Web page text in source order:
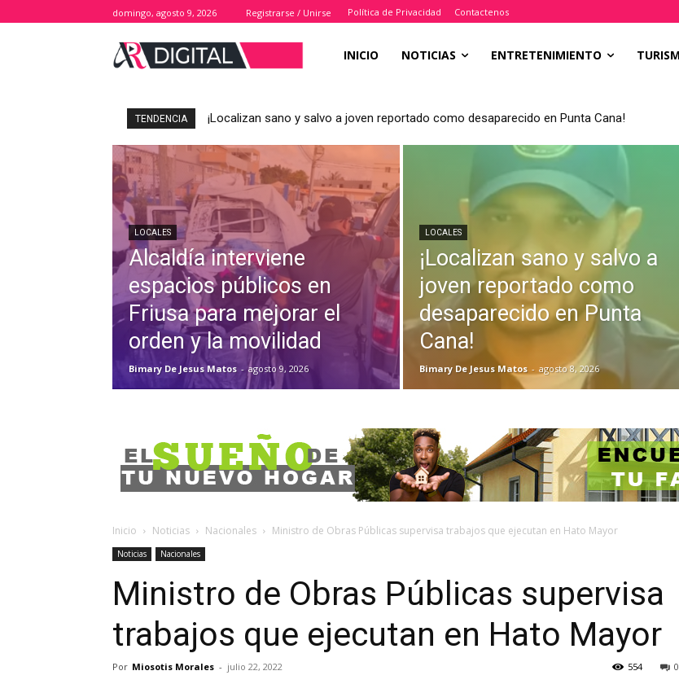
domingo, agosto 9, 2026 Registrarse / Unirse Política de Privacidad Contactenos
INICIO NOTICIAS ENTRETENIMIENTO
TENDENCIA ¡Localizan sano y salvo a joven reportado como desaparecido en Punta Cana!
Nueva vía junto a Cocotal es utilizada como vertedero improvisado en Bávaro
LOCALES
Alcaldía interviene
espacios públicos en
Friusa para mejorar el
orden y la movilidad
Bimary De Jesus Matos - agosto 9, 2026
LOCALES
¡Localizan sano y salvo a
joven reportado como
desaparecido en Punta
Cana!
Bimary De Jesus Matos - agosto 8, 2026
Inicio Noticias Nacionales Ministro de Obras Públicas supervisa trabajos que ejecutan en Hato Mayor
Noticias Nacionales
Ministro de Obras Públicas supervisa
trabajos que ejecutan en Hato Mayor
Por Miosotis Morales - julio 22, 2022 0
554